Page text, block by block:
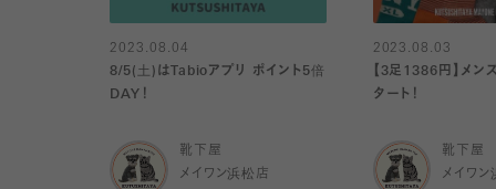
2023.08.04
8/5(土)はTabioアプリ ポイント5倍
DAY！
靴下屋
メイワン浜松店
2023.08.03
【3足1386円】メン
タート！
靴下屋
メイワ